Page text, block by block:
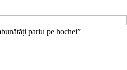
pariu pe hochei”